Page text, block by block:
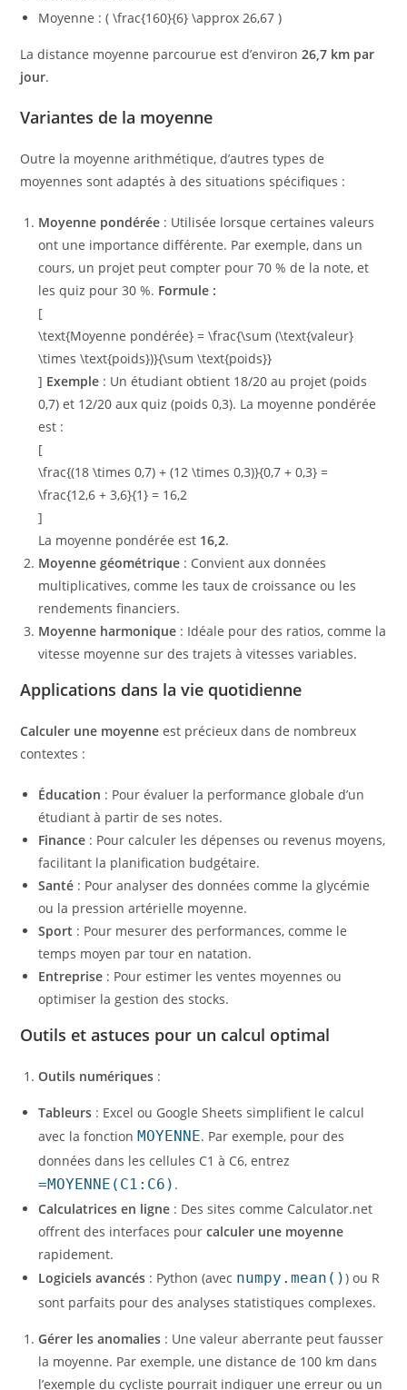
Moyenne : ( \frac{160}{6} \approx 26,67 )
La distance moyenne parcourue est d’environ26,7 km par
jour.
Variantes de la moyenne
Outre la moyenne arithmétique, d’autres types de
moyennes sont adaptés à des situations spécifiques :
Moyenne pondérée : Utilisée lorsque certaines valeurs
ont une importance différente. Par exemple, dans un
cours, un projet peut compter pour 70 % de la note, et
les quiz pour 30 %. Formule :
[
\text{Moyenne pondérée} = \frac{\sum (\text{valeur}
\times \text{poids})}{\sum \text{poids}}
] Exemple : Un étudiant obtient 18/20 au projet (poids
0,7) et 12/20 aux quiz (poids 0,3). La moyenne pondérée
est :
[
\frac{(18 \times 0,7) + (12 \times 0,3)}{0,7 + 0,3} =
\frac{12,6 + 3,6}{1} = 16,2
]
La moyenne pondérée est 16,2.
Moyenne géométrique : Convient aux données
multiplicatives, comme les taux de croissance ou les
rendements financiers.
Moyenne harmonique : Idéale pour des ratios, comme la
vitesse moyenne sur des trajets à vitesses variables.
Applications dans la vie quotidienne
Calculer une moyenne est précieux dans de nombreux
contextes :
Éducation : Pour évaluer la performance globale d’un
étudiant à partir de ses notes.
Finance : Pour calculer les dépenses ou revenus moyens,
facilitant la planification budgétaire.
Santé : Pour analyser des données comme la glycémie
ou la pression artérielle moyenne.
Sport : Pour mesurer des performances, comme le
temps moyen par tour en natation.
Entreprise : Pour estimer les ventes moyennes ou
optimiser la gestion des stocks.
Outils et astuces pour un calcul optimal
Outils numériques :
Tableurs : Excel ou Google Sheets simplifient le calcul
avec la fonctionMOYENNE. Par exemple, pour des
données dans les cellules C1 à C6, entrez
=MOYENNE(C1:C6) .
Calculatrices en ligne : Des sites comme Calculator.net
offrent des interfaces pourcalculer une moyenne
rapidement.
Logiciels avancés : Python (avec numpy.mean()) ou R
sont parfaits pour des analyses statistiques complexes.
Gérer les anomalies : Une valeur aberrante peut fausser
la moyenne. Par exemple, une distance de 100 km dans
l’exemple du cycliste pourrait indiquer une erreur ou un